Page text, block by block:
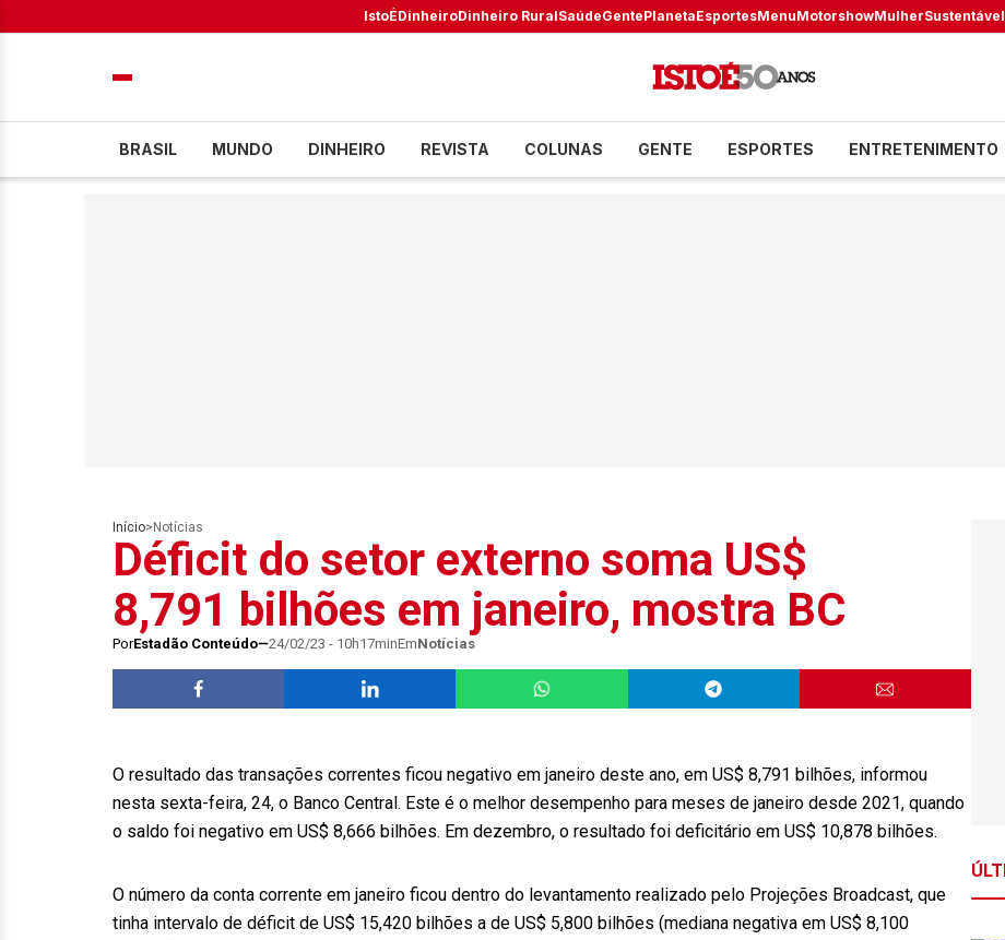
IstoÉDinheiroDinheiro RuralSaúdeGentePlanetaEsportesMenuMotorshowMulherSustentável
BRASIL MUNDO DINHEIRO REVISTA COLUNAS GENTE ESPORTES ENTRETENIMENTO
Início> Notícias
Déficit do setor externo soma US$
8,791 bilhões em janeiro, mostra BC
PorEstadão Conteúdo 24/02/23 - 10h17minEmNotícias
O resultado das transações correntes ficou negativo em janeiro deste ano, em US$ 8,791 bilhões, informou
nesta sexta-feira, 24, o Banco Central. Este é o melhor desempenho para meses de janeiro desde 2021, quando
o saldo foi negativo em US$ 8,666 bilhões. Em dezembro, o resultado foi deficitário em US$ 10,878 bilhões.
O número da conta corrente em janeiro ficou dentro do levantamento realizado pelo Projeções Broadcast, que
tinha intervalo de déficit de US$ 15,420 bilhões a de US$ 5,800 bilhões (mediana negativa em US$ 8,100